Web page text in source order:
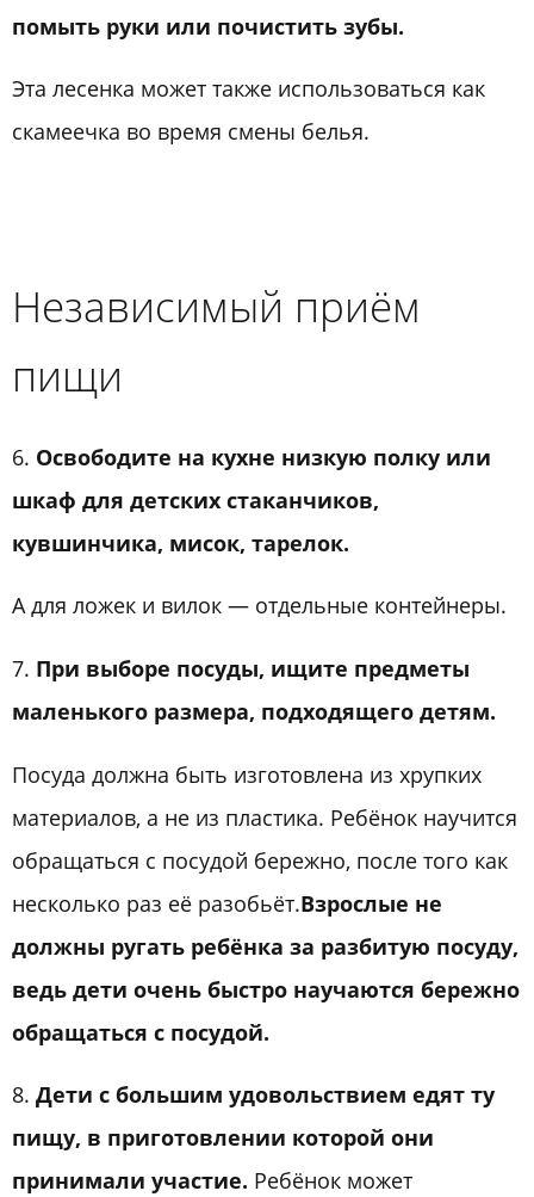
помыть руки или почистить зубы.
Эта лесенка может также использоваться как
скамеечка во время смены белья.
Независимый приём
пищи
6. Освободите на кухне низкую полку или
шкаф для детских стаканчиков,
кувшинчика, мисок, тарелок.
А для ложек и вилок — отдельные контейнеры.
7. При выборе посуды, ищите предметы
маленького размера, подходящего детям.
Посуда должна быть изготовлена из хрупких
материалов, а не из пластика. Ребёнок научится
обращаться с посудой бережно, после того как
несколько раз её разобьёт.Взрослые не
должны ругать ребёнка за разбитую посуду,
ведь дети очень быстро научаются бережно
обращаться с посудой.
8. Дети с большим удовольствием едят ту
пищу, в приготовлении которой они
принимали участие. Ребёнок может